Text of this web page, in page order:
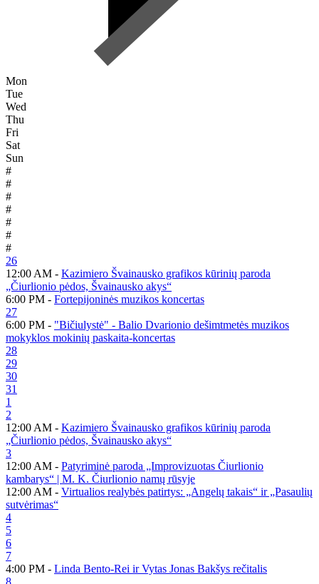
Mon
Tue
Wed
Thu
Fri
Sat
Sun
#
#
#
#
#
#
#
26
12:00 AM - Kazimiero Švainausko grafikos kūrinių paroda
„Čiurlionio pėdos, Švainausko akys“
6:00 PM - Fortepijoninės muzikos koncertas
27
6:00 PM - "Bičiulystė" - Balio Dvarionio dešimtmetės muzikos
mokyklos mokinių paskaita-koncertas
28
29
30
31
1
2
12:00 AM - Kazimiero Švainausko grafikos kūrinių paroda
„Čiurlionio pėdos, Švainausko akys“
3
12:00 AM - Patyriminė paroda „Improvizuotas Čiurlionio
kambarys“ | M. K. Čiurlionio namų rūsyje
12:00 AM - Virtualios realybės patirtys: „Angelų takais“ ir „Pasaulių
sutvėrimas“
4
5
6
7
4:00 PM - Linda Bento-Rei ir Vytas Jonas Bakšys rečitalis
8